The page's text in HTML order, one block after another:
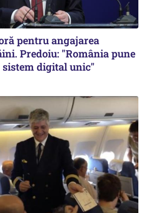
pentru angajarea
Predoiu: "România pune
digital unic"